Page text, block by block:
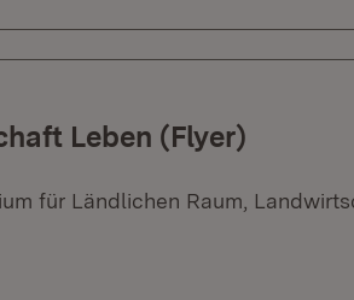
Leben (Flyer)
für Ländlichen Raum,